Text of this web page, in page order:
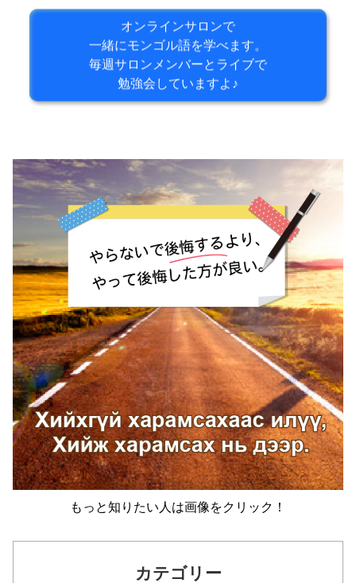
オンラインサロンで
一緒にモンゴル語を学べます。
毎週サロンメンバーとライブで
勉強会していますよ♪
もっと知りたい人は画像をクリック！
カテゴリー